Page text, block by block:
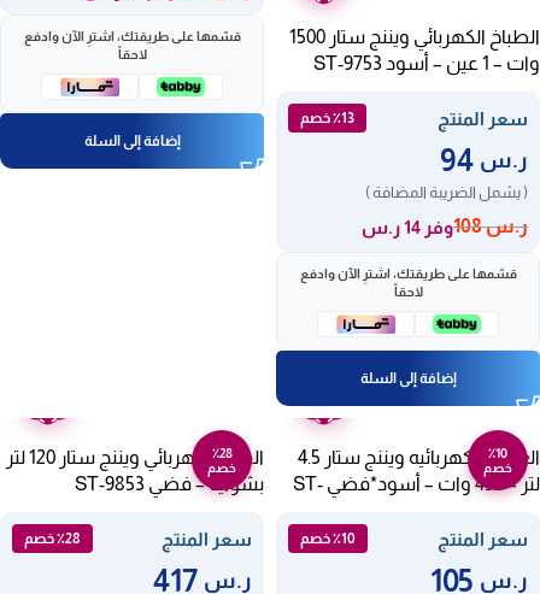
الطباخ الكهربائي ويننج ستار 1500
وات – 1 عين – أسود ST-9753
سعر المنتج ٪13 خصم
ر.س
( يشمل الضريبة المضافة )
ر.س108 وفر 14 ر.س
قسّمها على طريقتك، اشترِ الآن وادفع
لاحقاً
إضافة إلى السلة
قسّمها على طريقتك، اشترِ الآن وادفع
لاحقاً
إضافة إلى السلة
٪10
خصم
عامين
العجانه الكهربائيه ويننج ستار 4.5
لتر – 450 وات – أسود*فضي ST-
سعر المنتج
٪10 خصم
ر.س
٪28
خصم
الفرن الكهربائي ويننج ستار 120 لتر
بشواية – فضي ST-9853
سعر المنتج ٪28 خصم
ر.س